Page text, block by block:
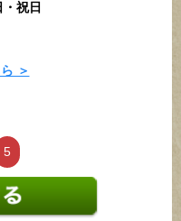
5
祝日
＞